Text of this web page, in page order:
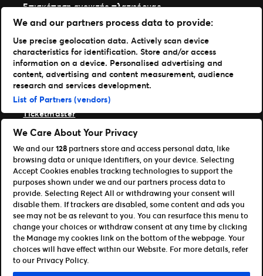
Επισκόπηση ανοικτής πλατφόρμας
Συνεργάτες & Συνεργάτες Διανομής
Προγραμματιστές (API και SDK)
Πόροι
Κέντρο Τύπου
Υποστήριξη
Portfolio
Ticketmaster
TicketWeb
Universe
Elevate
Εταίροι
Επισκόπηση ανοικτής πλατφόρμας
Συνεργάτες & Συνεργάτες Διανομής
Προγραμματιστές (API και SDK)
Terms of Use Πολιτική ΑπορρήτουΠολιτική Cookies
Διαχείριση των cookies και των επιλογών διαφήμισης
We and our partners process data to provide:
Use precise geolocation data. Actively scan device
characteristics for identification. Store and/or access
information on a device. Personalised advertising and
content, advertising and content measurement, audience
research and services development.
List of Partners (vendors)
We Care About Your Privacy
We and our128 partners store and access personal data, like
browsing data or unique identifiers, on your device. Selecting
Accept Cookies enables tracking technologies to support the
purposes shown under we and our partners process data to
provide. Selecting Reject All or withdrawing your consent will
disable them. If trackers are disabled, some content and ads you
see may not be as relevant to you. You can resurface this menu to
change your choices or withdraw consent at any time by clicking
the Manage my cookies link on the bottom of the webpage. Your
choices will have effect within our Website. For more details, refer
to our Privacy Policy.